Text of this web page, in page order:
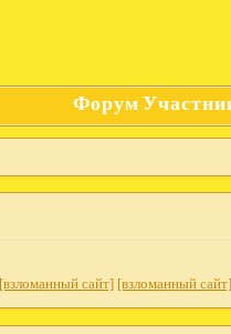
Форум
[взломанный сайт] [взломанный сайт]